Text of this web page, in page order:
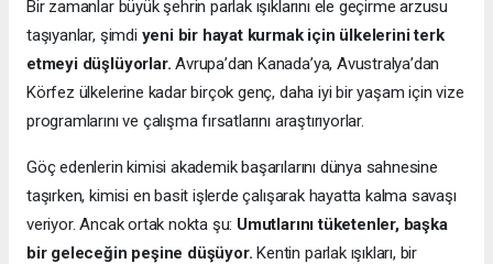
Bir zamanlar büyük şehrin parlak ışıklarını ele geçirme arzusu
taşıyanlar, şimdi yeni bir hayat kurmak için ülkelerini terk
etmeyi düşlüyorlar. Avrupa’dan Kanada’ya, Avustralya’dan
Körfez ülkelerine kadar birçok genç, daha iyi bir yaşam için vize
programlarını ve çalışma fırsatlarını araştırıyorlar.
Göç edenlerin kimisi akademik başarılarını dünya sahnesine
taşırken, kimisi en basit işlerde çalışarak hayatta kalma savaşı
veriyor. Ancak ortak nokta şu: Umutlarını tüketenler, başka
bir geleceğin peşine düşüyor. Kentin parlak ışıkları, bir